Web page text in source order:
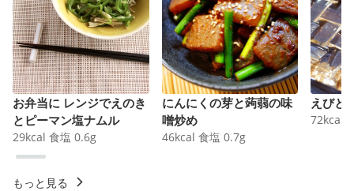
お弁当に レンジでえのき
とピーマン塩ナムル
29kcal 食塩 0.6g
にんにくの芽と蒟蒻の味
噌炒め
46kcal 食塩 0.7g
えびと
72kcal
もっと見る